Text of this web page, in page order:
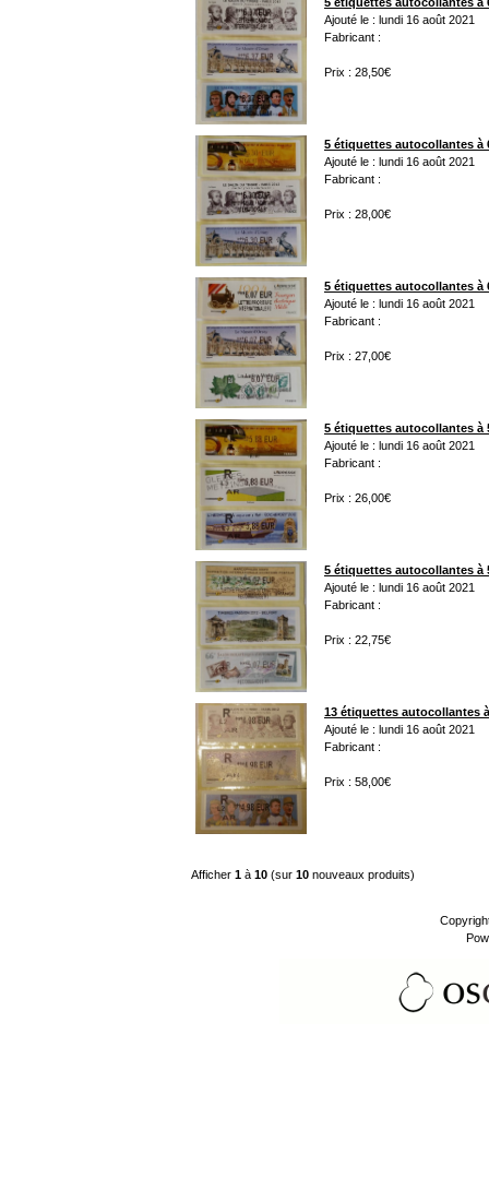
Ajouté le : lundi 16 août 2021
Fabricant :
Prix : 28,50€
5 étiquettes autocollantes à
Ajouté le : lundi 16 août 2021
Fabricant :
Prix : 28,00€
5 étiquettes autocollantes à
Ajouté le : lundi 16 août 2021
Fabricant :
Prix : 27,00€
5 étiquettes autocollantes à
Ajouté le : lundi 16 août 2021
Fabricant :
Prix : 26,00€
5 étiquettes autocollantes à
Ajouté le : lundi 16 août 2021
Fabricant :
Prix : 22,75€
13 étiquettes autocollantes
Ajouté le : lundi 16 août 2021
Fabricant :
Prix : 58,00€
Afficher 1 à 10 (sur 10 nouveaux produits)